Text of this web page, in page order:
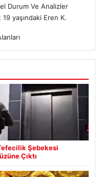
Durum Ve Analizler
19 yaşındaki Eren K.
Şebekesi
Çıktı